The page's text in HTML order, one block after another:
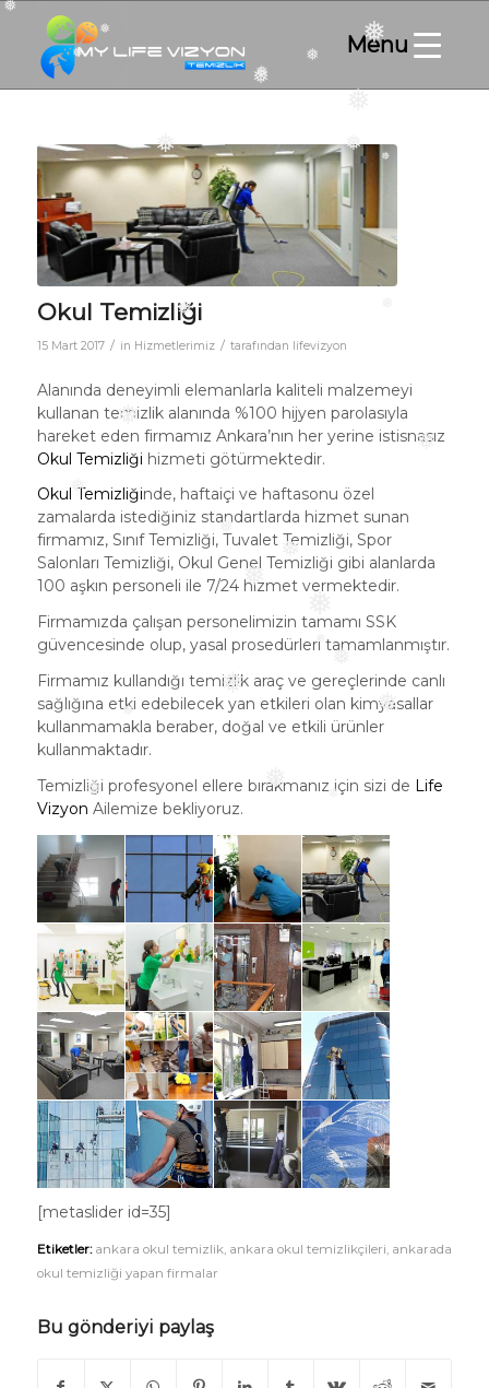
❅
❅
❅
❅
❅
❅
❅
❅
❅
❅
❅
❅ ❅
❅
Okul Temizliği
15 Mart 2017 / in Hizmetlerimiz / tarafından lifevizyon
Alanında deneyimli elemanlarla kaliteli malzemeyi
kullanan temizlik alanında %100 hijyen parolasıyla
hareket eden firmamız Ankara’nın her yerine istisnasız
Okul Temizliği hizmeti götürmektedir.
Okul Temizliğinde, haftaiçi ve haftasonu özel
zamalarda istediğiniz standartlarda hizmet sunan
firmamız, Sınıf Temizliği, Tuvalet Temizliği, Spor
Salonları Temizliği, Okul Genel Temizliği gibi alanlarda
100 aşkın personeli ile 7/24 hizmet vermektedir.
Firmamızda çalışan personelimizin tamamı SSK
güvencesinde olup, yasal prosedürleri tamamlanmıştır.
Firmamız kullandığı temizlik araç ve gereçlerinde canlı
sağlığına etki edebilecek yan etkileri olan kimyasallar
kullanmamakla beraber, doğal ve etkili ürünler
kullanmaktadır.
Temizliği profesyonel ellere bırakmanız için sizi de Life
Vizyon Ailemize bekliyoruz.
[metaslider id=35]
Etiketler: ankara okul temizlik ankara okul temizlikçileri ankarada
okul temizliği yapan firmalar
Bu gönderiyi paylaş